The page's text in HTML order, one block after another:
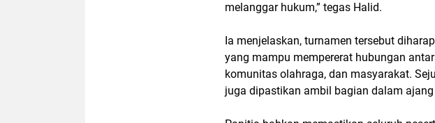
melanggar hukum,” tegas Halid.
Ia menjelaskan, turnamen tersebut
yang mampu mempererat hubungan
komunitas olahraga, dan masyarakat.
juga dipastikan ambil bagian dalam ajang